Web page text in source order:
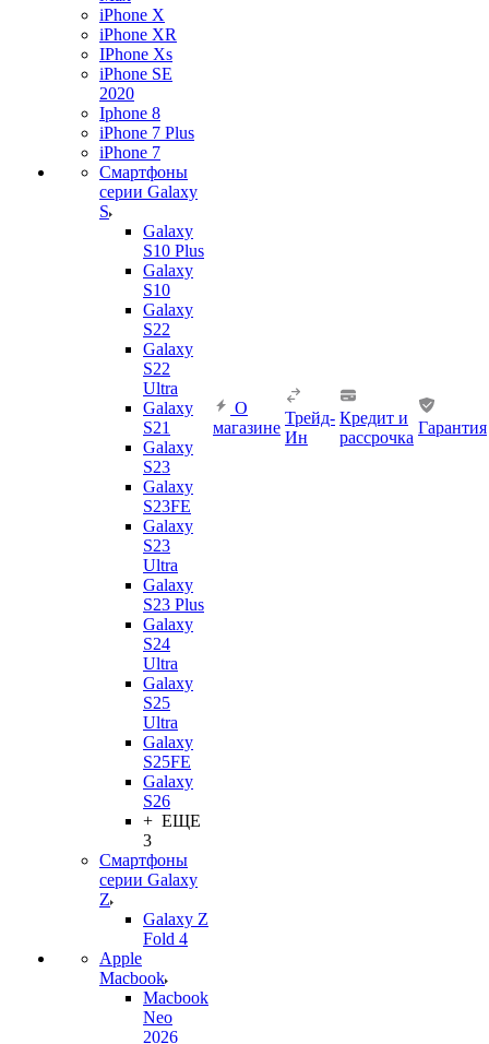
iPhone X
iPhone XR
IPhone Xs
iPhone SE
2020
Iphone 8
iPhone 7 Plus
iPhone 7
Смартфоны
серии Galaxy
S
Galaxy
S10 Plus
Galaxy
S10
Galaxy
S22
Galaxy
S22
Ultra
Galaxy
S21
Galaxy
S23
Galaxy
S23FE
Galaxy
S23
Ultra
Galaxy
S23 Plus
Galaxy
S24
Ultra
Galaxy
S25
Ultra
Galaxy
S25FE
Galaxy
S26
+ ЕЩЕ
3
Смартфоны
серии Galaxy
Z
Galaxy Z
Fold 4
Apple
Macbook
Macbook
Neo
2026
О
магазине
Трейд-
Ин
Кредит и
рассрочка
Гарантия